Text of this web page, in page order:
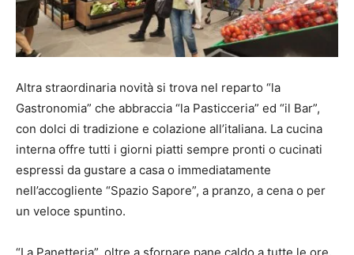
Altra straordinaria novità si trova nel reparto “la
Gastronomia” che abbraccia “la Pasticceria” ed “il Bar”,
con dolci di tradizione e colazione all’italiana. La cucina
interna offre tutti i giorni piatti sempre pronti o cucinati
espressi da gustare a casa o immediatamente
nell’accogliente “Spazio Sapore”, a pranzo, a cena o per
un veloce spuntino.